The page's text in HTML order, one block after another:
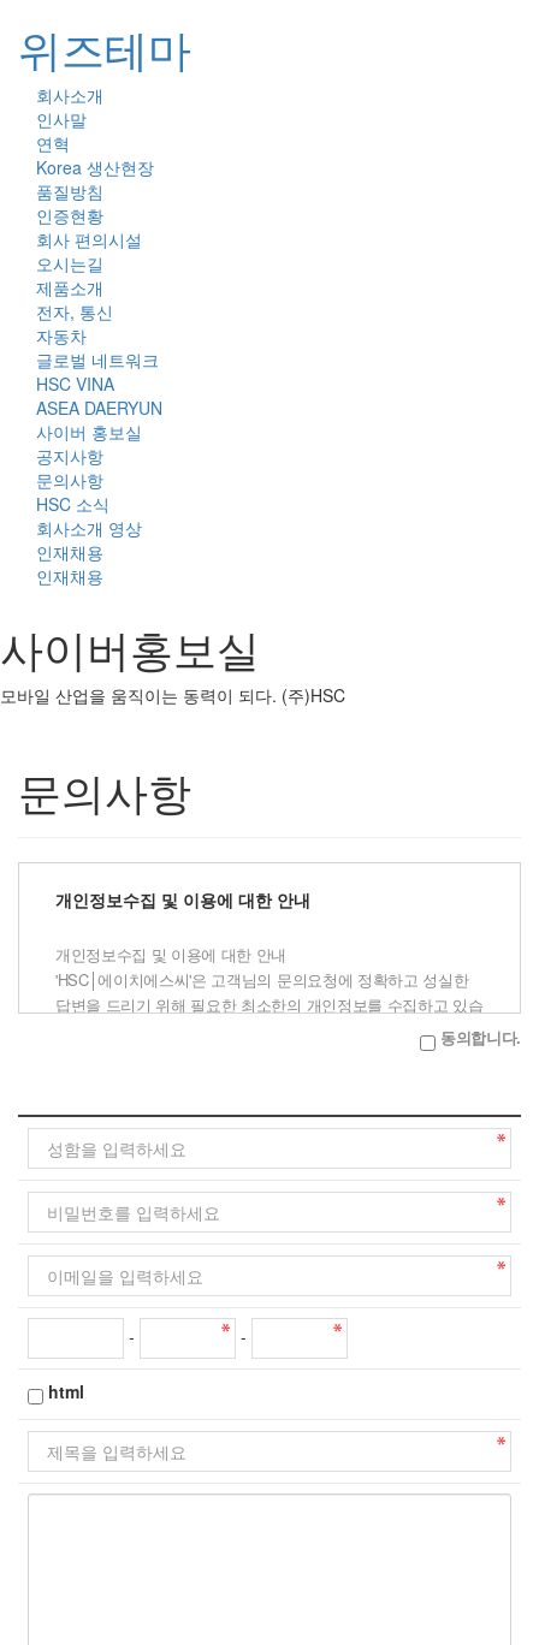
위즈테마
회사소개
인사말
연혁
Korea 생산현장
품질방침
인증현황
회사 편의시설
오시는길
제품소개
전자, 통신
자동차
글로벌 네트워크
HSC VINA
ASEA DAERYUN
사이버 홍보실
공지사항
문의사항
HSC 소식
회사소개 영상
인재채용
인재채용
사이버홍보실
모바일 산업을 움직이는 동력이 되다. (주)HSC
문의사항
개인정보수집 및 이용에 대한 안내
개인정보수집 및 이용에 대한 안내
'HSC│에이치에스씨'은 고객님의 문의요청에 정확하고 성실한
답변을 드리기 위해 필요한 최소한의 개인정보를 수집하고 있습
이에 개인정보의 수집 및 이용에 관하여 아래와 같이 고지하오
수집항목 : 이름, 전화번호, 이메일주소
보유기간 : 1년
동의합니다.
- -
html